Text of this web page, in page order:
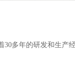
30多年的研发和生产